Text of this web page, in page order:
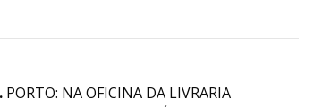
PORTO: NA OFICINA DA LIVRARIA